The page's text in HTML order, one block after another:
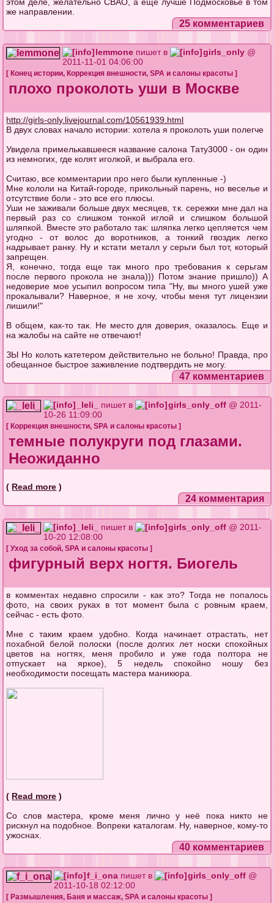
же направлении.
25 комментариев
lemmone пишет в girls_only @
2011-11-01 04:06:00
[ Конец истории, Коррекция внешности,SPA и салоны красоты ]
плохо проколоть уши в Москве
http://girls-only.livejournal.com/10561939.html
В двух словах начало истории: хотела я проколоть уши полегче
Увидела примелькавшееся название салона Тату3000 - он один
из немногих, где колят иголкой, и выбрала его.
Считаю, все комментарии про него были купленные -)
Мне кололи на Китай-городе, прикольный парень, но веселье и
отсутствие боли - это все его плюсы.
Уши не заживали больше двух месяцев, т.к. сережки мне дал на
первый раз со слишком тонкой иглой и слишком большой
шляпкой. Вместе это работало так: шляпка легко цепляется чем
угодно - от волос до воротников, а тонкий гвоздик легко
надрывает ранку. Ну и кстати металл у серьги был тот, который
запрещен.
Я, конечно, тогда еще так много про требования к серьгам
после первого прокола не знала))) Потом знание пришло)) А
недоверие мое усыпил вопросом типа "Ну, вы много ушей уже
прокалывали? Наверное, я не хочу, чтобы меня тут лицензии
лишили!"
В общем, как-то так. Не место для доверия, оказалось. Еще и
на жалобы на сайте не отвечают!
ЗЫ Но колоть катетером действительно не больно! Правда, про
обещанное быстрое заживление подтвердить не могу.
47 комментариев
_leli_ пишет в girls_only_off @ 2011-
10-26 11:09:00
[ Коррекция внешности,SPA и салоны красоты ]
темные полукруги под глазами.
Неожиданно
( Read more )
24 комментария
_leli_ пишет в girls_only_off @ 2011-
10-20 12:08:00
[Уход за собой,SPA и салоны красоты ]
фигурный верх ногтя. Биогель
в комментах недавно спросили - как это? Тогда не попалось
фото, на своих руках в тот момент была с ровным краем,
сейчас - есть фото.
Мне с таким краем удобно. Когда начинает отрастать, нет
похабной белой полоски (после долгих лет носки спокойных
цветов на ногтях, меня пробило и уже года полтора не
отпускает на яркое), 5 недель спокойно ношу без
необходимости посещать мастера маникюра.
( Read more )
Со слов мастера, кроме меня лично у неё пока никто не
рискнул на подобное. Вопреки каталогам. Ну, наверное, кому-то
ужоснах.
40 комментариев
f_i_ona пишет в girls_only_off @
2011-10-18 02:12:00
[ Размышления, Баня и массаж,SPA и салоны красоты ]